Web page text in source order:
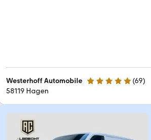
Westerhoff Automobile 4.8 Sterne (69)
58119 Hagen